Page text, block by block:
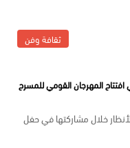
ثقافة وفن
المهرجان القومي للمسرح
خلال مشاركتها في حفل